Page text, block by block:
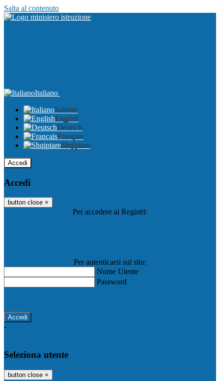
Salta al contenuto
Italiano
Italiano
English
Deutsch
Français
Shqiptare
Accedi
Accedi
button close ×
Per accedere ai Registri:
Per autenticarsi sul sito:
Nome Utente
Password
-
Seleziona utente
button close ×